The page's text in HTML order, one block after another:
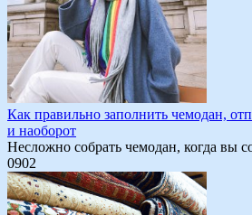
Как правильно заполнить чемодан,
и наоборот
Несложно собрать чемодан, когда вы
0902